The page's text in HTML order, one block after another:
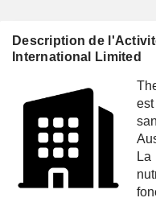
Description de
International Limited